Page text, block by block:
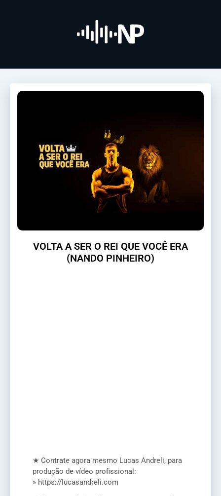
VOLTA A SER O REI QUE VOCÊ ERA
(NANDO PINHEIRO)
★ Contrate agora mesmo Lucas Andreli, para
produção de vídeo profissional:
» https://lucasandreli.com